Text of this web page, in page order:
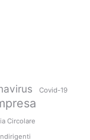
Covid-19
Circolare